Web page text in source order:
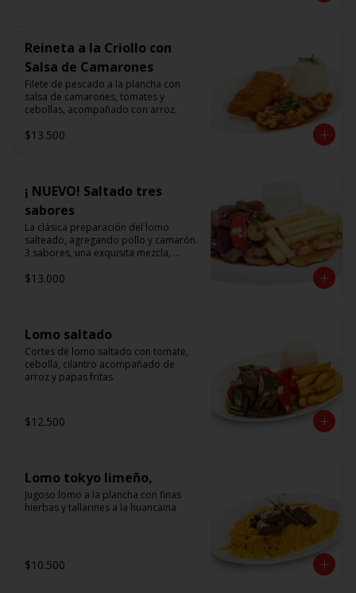
Reineta a la Criollo con
Salsa de Camarones
Filete de pescado a la plancha con
salsa de camarones, tomates y
cebollas, acompañado con arroz.
$13.500
¡ NUEVO! Saltado tres
sabores
La clásica preparación del lomo
salteado, agregando pollo y camarón.
3 sabores, una exquisita mezcla,
$13.000
Lomo saltado
Cortes de lomo saltado con tomate,
cebolla, cilantro acompañado de
arroz y papas fritas
$12.500
Lomo tokyo limeño,
Jugoso lomo a la plancha con finas
hierbas y tallarines a la huancaina
$10.500